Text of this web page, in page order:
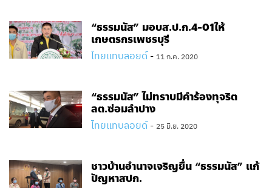
“ธรรมนัส” มอบส.ป.ก.4-01ให้
เกษตรกรเพชรบุรี
ไทยแทบลอยด์ - 11 ก.ค. 2020
“ธรรมนัส” ไม่ทราบมีคำร้องทุจริต
ลต.ซ่อมลำปาง
ไทยแทบลอยด์ - 25 มิ.ย. 2020
ชาวบ้านอำนาจเจริญยื่น “ธรรมนัส” แก้
ปัญหาสปก.